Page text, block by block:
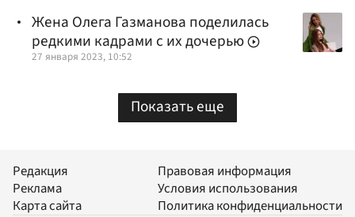
Жена Олега Газманова поделилась
редкими кадрами с их дочерью
27 января 2023, 10:52
Показать еще
Редакция
Реклама
Карта сайта
Правовая информация
Условия использования
Политика конфиденциальности